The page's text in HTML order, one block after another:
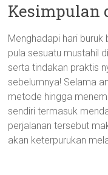
Kesimpulan
Menghadapi hari buruk
pula sesuatu mustahil
serta tindakan praktis
sebelumnya! Selama
metode hingga
sendiri termasuk
perjalanan tersebut
akan keterpurukan